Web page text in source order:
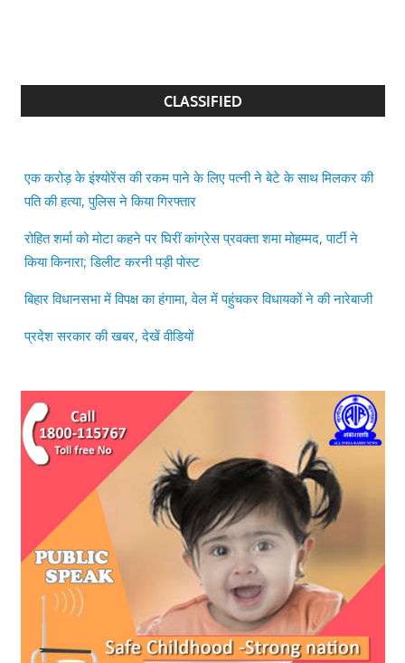
CLASSIFIED
पति की हत्या, पुलिस ने किया गिरफ्तार
रोहित शर्मा को मोटा कहने पर घिरीं कांग्रेस प्रवक्ता शमा मोहम्मद, पार्टी ने
किया किनारा; डिलीट करनी पड़ी पोस्ट
बिहार विधानसभा में विपक्ष का हंगामा, वेल में पहुंचकर विधायकों ने की नारेबाजी
प्रदेश सरकार की खबर, देखें वीडियों